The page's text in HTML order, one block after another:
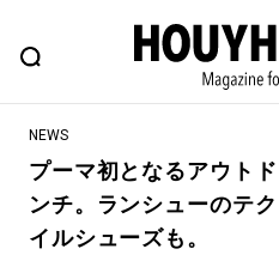
FEATURE BLOG
ヒップなファッション、カルチャ
#注目のタグ
NEWS
プーマ初となるアウト
ンチ。ランシューのテ
イルシューズも。